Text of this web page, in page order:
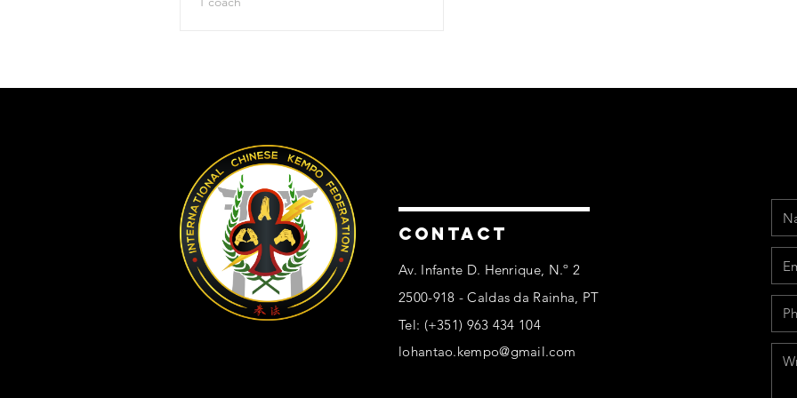
CONTACT
Av. Infante D. Henrique, N.º 2
2500-918 - Caldas da Rainha, PT
Tel: (+351) 963 434 104
lohantao.kempo@gmail.com
Email